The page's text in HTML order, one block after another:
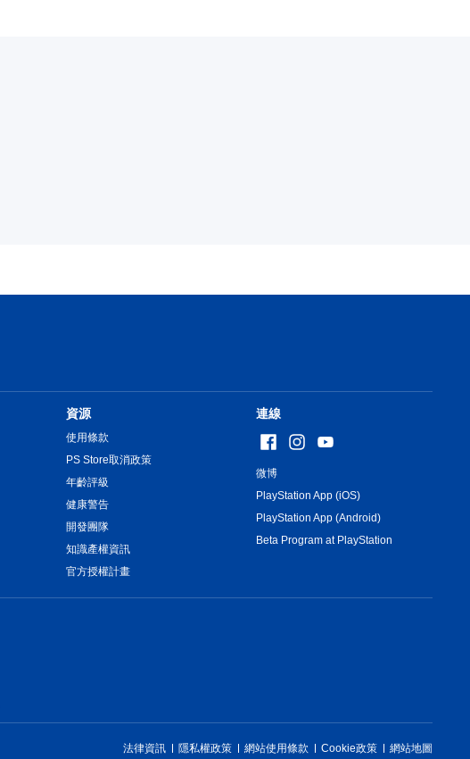
資源
使用條款
PS Store取消政策
年齡評級
健康警告
開發團隊
知識產權資訊
官方授權計畫
連線
微博
PlayStation App (iOS)
PlayStation App (Android)
Beta Program at PlayStation
法律資訊 隱私權政策 網站使用條款 Cookie政策 網站地圖